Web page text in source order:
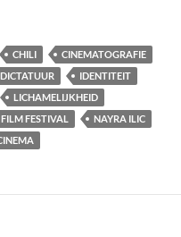
CHILI
CINEMATOGRAFIE
DICTATUUR
IDENTITEIT
LICHAMELIJKHEID
FESTIVAL
NAYRA ILIC